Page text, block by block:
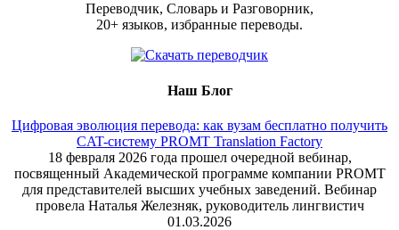
Переводчик, Словарь и Разговорник,
20+ языков, избранные переводы.
Наш Блог
Цифровая эволюция перевода: как вузам бесплатно получить
CAT-систему PROMT Translation Factory
18 февраля 2026 года прошел очередной вебинар,
посвященный Академической программе компании PROMT
для представителей высших учебных заведений. Вебинар
провела Наталья Железняк, руководитель лингвистич
01.03.2026